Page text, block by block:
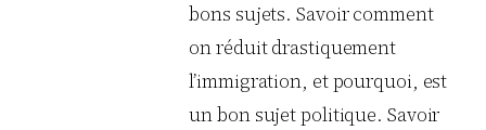
bons sujets. Savoir comment
on réduit drastiquement
l’immigration, et pourquoi, est
un bon sujet politique. Savoir